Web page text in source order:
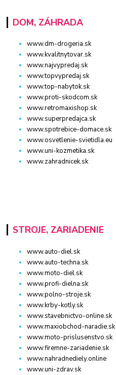
DOM, ZÁHRADA
www.dm-drogeria.sk
www.kvalitnytovar.sk
www.najvypredaj.sk
www.topvypredaj.sk
www.top-nabytok.sk
www.proti-skodcom.sk
www.retromaxishop.sk
www.superpredajca.sk
www.spotrebice-domace.sk
www.osvetlenie-svietidla.eu
www.uni-kozmetika.sk
www.zahradnicek.sk
STROJE, ZARIADENIE
www.auto-diel.sk
www.auto-techna.sk
www.moto-diel.sk
www.profi-dielna.sk
www.polno-stroje.sk
www.krby-kotly.sk
www.stavebnictvo-online.sk
www.maxiobchod-naradie.sk
www.moto-prislusenstvo.sk
www.firemne-zariadenie.sk
www.nahradnediely.online
www.uni-zdrav.sk